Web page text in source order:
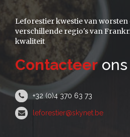
Leforestier kwestie van worsten
verschillende regio's van
kwaliteit
Contacteerons
+32 (0)4 370 63 73
leforestier@skynet.be